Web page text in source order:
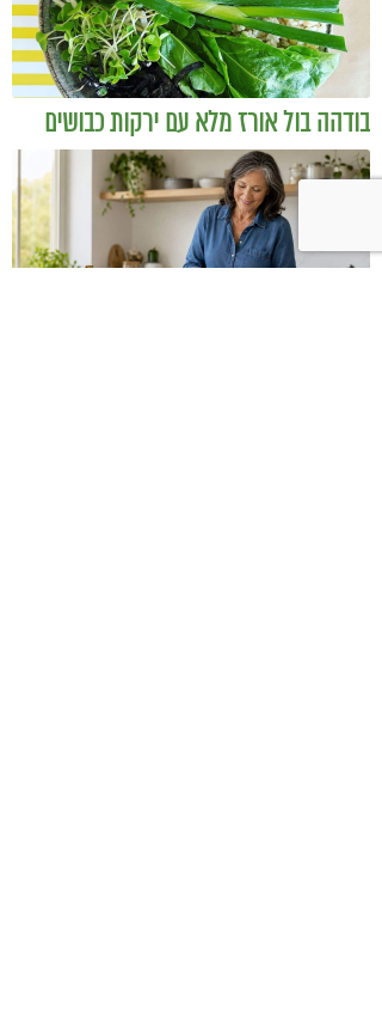
בודהה בול אורז מלא עם ירקות כבושים
ומקושקשת טופו